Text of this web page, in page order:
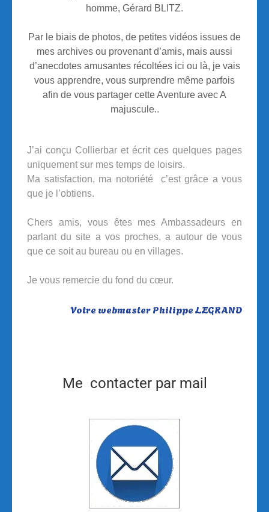
homme, Gérard BLITZ.
Par le biais de photos, de petites vidéos issues de
mes archives ou provenant d’amis, mais aussi
d’anecdotes amusantes récoltées ici ou là, je vais
vous apprendre, vous surprendre même parfois
afin de vous partager cette Aventure avec A
majuscule..
J’ai conçu Collierbar et écrit ces quelques pages
uniquement sur mes temps de loisirs.
Ma satisfaction, ma notoriété c’est grâce a vous
que je l’obtiens.
Chers amis, vous êtes mes Ambassadeurs en
parlant du site a vos proches, a autour de vous
que ce soit au bureau ou en villages.
Je vous remercie du fond du cœur.
Votre webmaster Philippe LEGRAND
Me contacter par mail